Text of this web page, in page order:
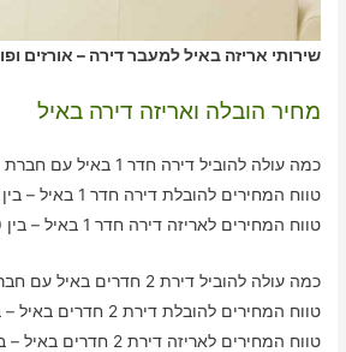
שירותי אריזה באיל למעבר דירה – אורזים
מחיר הובלה ואריזה דירה באיל
כמה עולה להוביל דירה חדר 1 באיל עם חברת הובלה כולל אריזה?
טווח המחירים להובלת דירה חדר 1 באיל – בין 360-780 ש"ח
טווח המחירים לאריזה דירה חדר 1 באיל – בין 370-600 ש"ח
כמה עולה להוביל דירת 2 חדרים באיל עם חברת הובלה כולל אריזה?
טווח המחירים להובלת דירת 2 חדרים באיל – בין 790-1120 ש"ח
טווח המחירים לאריזה דירת 2 חדרים באיל – בין 640-970 ש"ח